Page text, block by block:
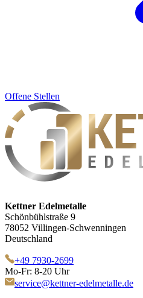
Offene Stellen
Kettner Edelmetalle
Schönbühlstraße 9
78052 Villingen-Schwenningen
Deutschland
+49 7930-2699
Mo-Fr: 8-20 Uhr
service@kettner-edelmetalle.de